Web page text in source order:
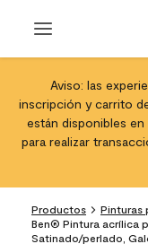
Aviso: las
inscripción y carrito
están disponibles en
para realizar
Productos
Pinturas
Ben® Pintura acrílica
Satinado/perlado,